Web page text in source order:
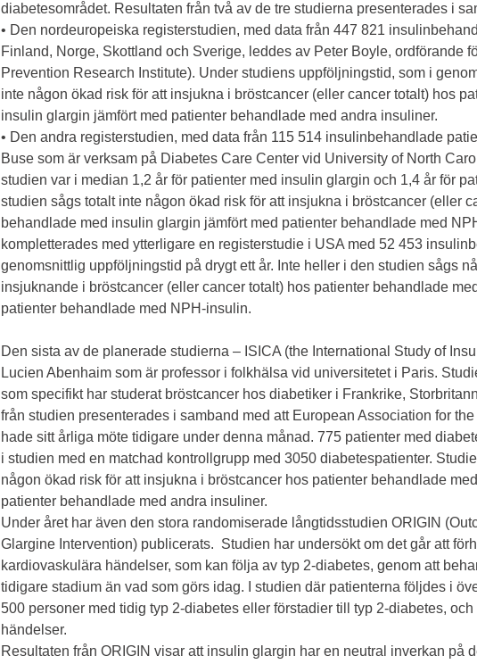
diabetesområdet. Resultaten från två av de tre studierna presenterades i
• Den nordeuropeiska registerstudien, med data från 447 821
Finland, Norge, Skottland och Sverige, leddes av Peter Boyle, ordförande
Prevention Research Institute). Under studiens uppföljningstid, som i
inte någon ökad risk för att insjukna i bröstcancer (eller cancer totalt) hos
insulin glargin jämfört med patienter behandlade med andra insuliner.
• Den andra registerstudien, med data från 115 514 insulinbehandlade
Buse som är verksam på Diabetes Care Center vid University of North
studien var i median 1,2 år för patienter med insulin glargin och 1,4 år för
studien sågs totalt inte någon ökad risk för att insjukna i bröstcancer (eller
behandlade med insulin glargin jämfört med patienter behandlade med
kompletterades med ytterligare en registerstudie i USA med 52 453
genomsnittlig uppföljningstid på drygt ett år. Inte heller i den studien sågs
insjuknande i bröstcancer (eller cancer totalt) hos patienter behandlade
patienter behandlade med NPH-insulin.
Den sista av de planerade studierna – ISICA (the International Study of
Lucien Abenhaim som är professor i folkhälsa vid universitetet i Paris.
som specifikt har studerat bröstcancer hos diabetiker i Frankrike,
från studien presenterades i samband med att European Association for
hade sitt årliga möte tidigare under denna månad. 775 patienter med
i studien med en matchad kontrollgrupp med 3050 diabetespatienter.
någon ökad risk för att insjukna i bröstcancer hos patienter behandlade
patienter behandlade med andra insuliner.
Under året har även den stora randomiserade långtidsstudien ORIGIN
Glargine Intervention) publicerats. Studien har undersökt om det går att
kardiovaskulära händelser, som kan följa av typ 2-diabetes, genom att
tidigare stadium än vad som görs idag. I studien där patienterna följdes i
500 personer med tidig typ 2-diabetes eller förstadier till typ 2-diabetes,
händelser.
Resultaten från ORIGIN visar att insulin glargin har en neutral inverkan på